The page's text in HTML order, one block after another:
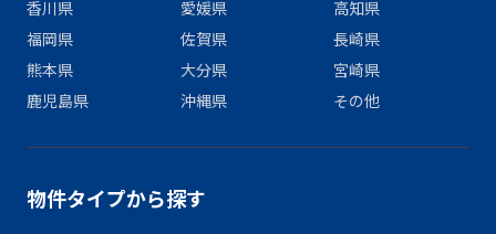
香川県
愛媛県
高知県
福岡県
佐賀県
長崎県
熊本県
大分県
宮崎県
鹿児島県
沖縄県 その他
物件タイプから探す